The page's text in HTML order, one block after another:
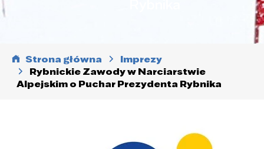
Strona główna
Imprezy
Rybnickie Zawody w Narciarstwie
Alpejskim o Puchar Prezydenta Rybnika